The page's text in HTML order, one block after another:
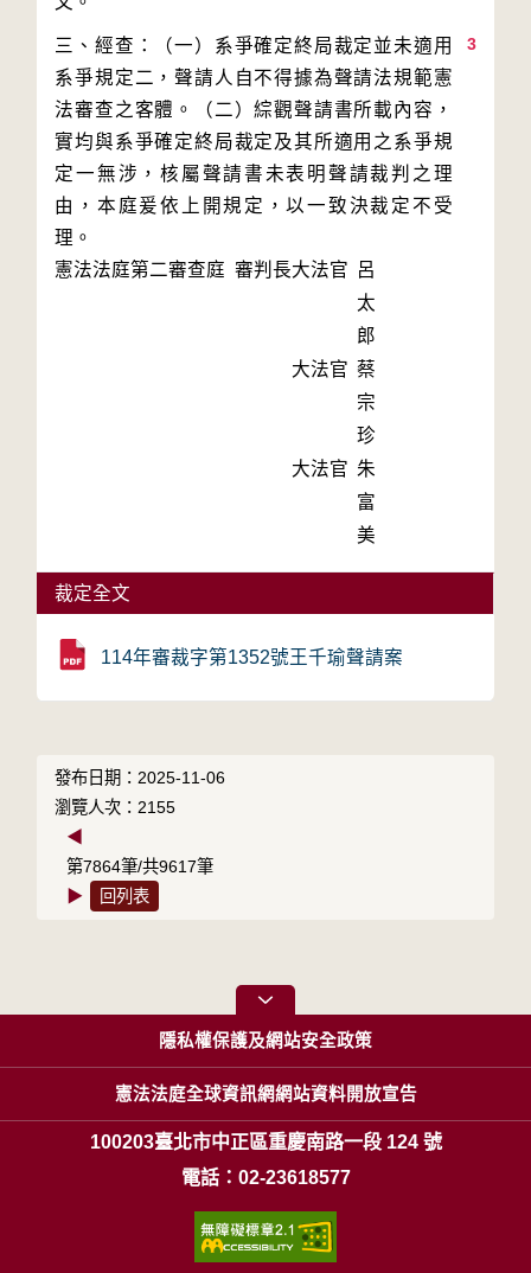
3
三、經查：（一）系爭確定終局裁定並未適用
系爭規定二，聲請人自不得據為聲請法規範憲
法審查之客體。（二）綜觀聲請書所載內容，
實均與系爭確定終局裁定及其所適用之系爭規
定一無涉，核屬聲請書未表明聲請裁判之理
由，本庭爰依上開規定，以一致決裁定不受
理。
憲法法庭第二審查庭 審判長大法官 呂
太
郎
大法官 蔡
宗
珍
大法官 朱
富
美
裁定全文
114年審裁字第1352號王千瑜聲請案
發布日期：2025-11-06
瀏覽人次：2155
◀
第7864筆/共9617筆
▶
回列表
隱私權保護及網站安全政策
憲法法庭全球資訊網網站資料開放宣告
100203臺北市中正區重慶南路一段 124 號
電話：02-23618577